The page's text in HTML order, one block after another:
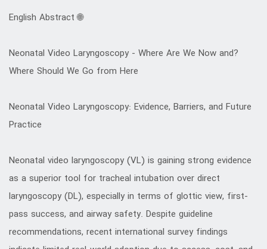
🌐 English Abstract
?Neonatal Video Laryngoscopy - Where Are We Now and
Where Should We Go from Here
Neonatal Video Laryngoscopy: Evidence, Barriers, and Future
Practice
Neonatal video laryngoscopy (VL) is gaining strong evidence
as a superior tool for tracheal intubation over direct
laryngoscopy (DL), especially in terms of glottic view, first-
pass success, and airway safety. Despite guideline
recommendations, recent international survey findings